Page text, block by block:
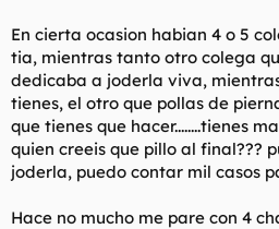
En cierta ocasion habian 4 o 5
tia, mientras tanto otro colega
dedicaba a joderla viva,
tienes, el otro que pollas de
que tienes que hacer........tienes
quien creeis que pillo al final???
joderla, puedo contar mil casos
Hace no mucho me pare con 4